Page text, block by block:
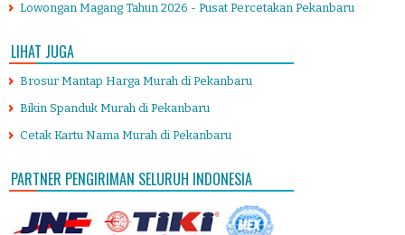
Lowongan Magang Tahun 2026 - Pusat Percetakan Pekanbaru
LIHAT JUGA
Brosur Mantap Harga Murah di Pekanbaru
Bikin Spanduk Murah di Pekanbaru
Cetak Kartu Nama Murah di Pekanbaru
PARTNER PENGIRIMAN SELURUH INDONESIA